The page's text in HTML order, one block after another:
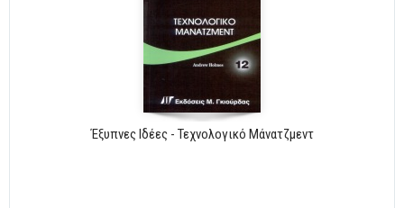
Έξυπνες Ιδέες - Τεχνολογικό Μάνατζμεντ